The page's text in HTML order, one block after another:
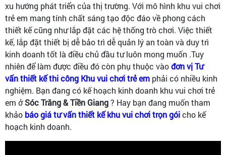
xu hướng phát triển của thị trường. Với mô hình khu vui chơi
trẻ em mang tính chất sáng tạo độc đáo về phong cách
thiết kế cũng như lắp đặt các hệ thống trò chơi. Việc thiết
kế, lắp đặt thiết bị dễ bảo trì dễ quản lý an toàn và duy trì
kinh doanh tốt là điều chủ đầu tư luôn mong muốn .Tuy
nhiên để làm được điều đó còn phụ thuộc vàođơn vị Tư
vấn thiết kế thi công Khu vui chơi trẻ em phải có nhiều kinh
nghiệm. Bạn đang có kế hoạch kinh doanh khu vui chơi trẻ
em ởSóc Trăng & Tiền Giang? Hay bạn đang muốn tham
khảo báo giá tư vấn thiết kế khu vui chơi trọn góicho kế
hoạch kinh doanh.